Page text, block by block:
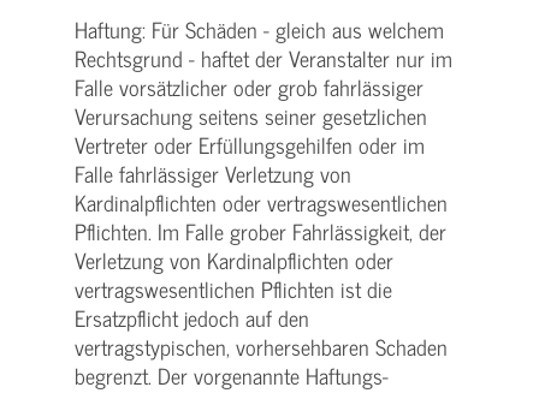
Haftung: Für Schäden - gleich aus welchem
Rechtsgrund - haftet der Veranstalter nur im
Falle vorsätzlicher oder grob fahrlässiger
Verursachung seitens seiner gesetzlichen
Vertreter oder Erfüllungsgehilfen oder im
Falle fahrlässiger Verletzung von
Kardinalpflichten oder vertrags­wesentlichen
Pflichten. Im Falle grober Fahrlässigkeit, der
Verletzung von Kardinalpflichten oder
vertrags­wesentlichen Pflichten ist die
Ersatzpflicht jedoch auf den
vertragstypischen, vorhersehbaren Schaden
begrenzt. Der vorgenannte Haftungs­